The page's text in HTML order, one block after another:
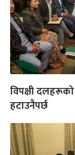
विपक्षी
हटाउनैपर्छ